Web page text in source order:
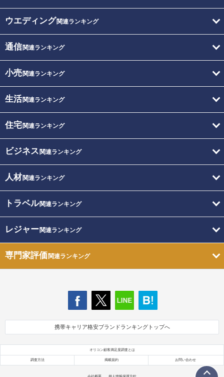
ウエディング関連ランキング
通信関連ランキング
小売関連ランキング
生活関連ランキング
住宅関連ランキング
ビジネス 関連ランキング
人材関連ランキング
トラベル関連ランキング
レジャー関連ランキング
専門家評価関連ランキング
携帯キャリア格安ブランドランキングトップへ
オリコン顧客満足度調査とは
調査方法 掲載規約 お問い合わせ